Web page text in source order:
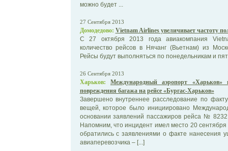
можно будет ...
27 Сентября 2013
Домодедово: Vietnam Airlines увеличивает частоту
C 27 октября 2013 года авиакомпания
количество рейсов в Нячанг (Вьетнам) из
Рейсы будут выполняться по понедельникам и
26 Сентября 2013
Харьков:
Международный аэропорт «Харьков»
повреждения багажа на рейсе «Бургас-Харьков»
Завершено внутреннее расследование по
вещей, которое было инициировано
основании заявлений пассажиров рейса №
Напомним, что инцидент имел место 20
обратились с заявлениями о факте нанесения
авиаперевозчика – [...]